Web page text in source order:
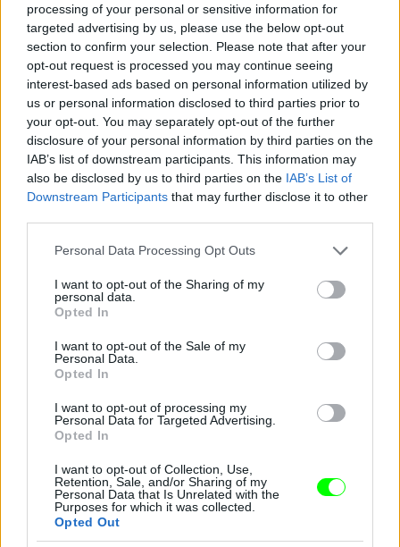
processing of your personal or sensitive information for
targeted advertising by us, please use the below opt-out
section to confirm your selection. Please note that after your
opt-out request is processed you may continue seeing
interest-based ads based on personal information utilized by
us or personal information disclosed to third parties prior to
your opt-out. You may separately opt-out of the further
disclosure of your personal information by third parties on the
IAB’s list of downstream participants. This information may
also be disclosed by us to third parties on the IAB’s List of
Downstream Participants that may further disclose it to other
Please note that this website/app uses one or more Google
not limited to your visit or usage behaviour. You may click to
grant or deny consent to Google and its third-party tags to
use your data for below specified purposes in below Google
consent section.
Personal Data Processing Opt Outs
I want to opt-out of the Sharing of my
personal data.
Opted In
I want to opt-out of the Sale of my
Personal Data.
Opted In
I want to opt-out of processing my
Personal Data for Targeted Advertising.
Opted In
I want to opt-out of Collection, Use,
Retention, Sale, and/or Sharing of my
Personal Data that Is Unrelated with the
Purposes for which it was collected.
Opted Out
Fotó: Szécsi István / Velvet #14
Jön még kép!